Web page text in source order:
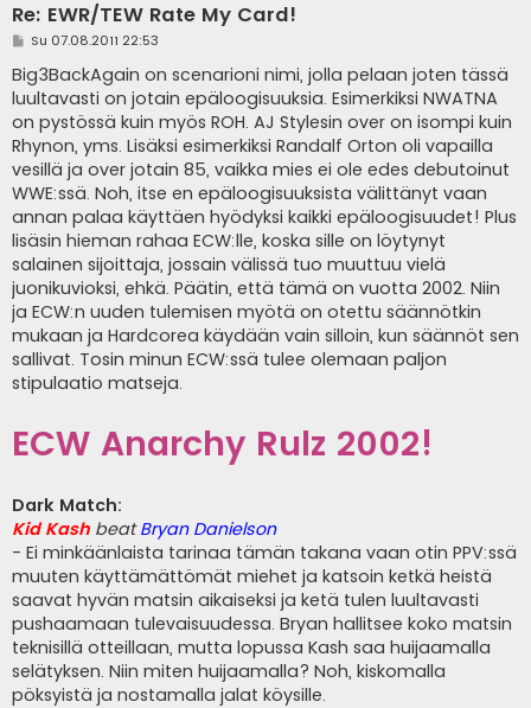
Re: EWR/TEW Rate My Card!
V
e
s
t
i
Su 07.08.2011 22:53
Big3BackAgain on scenarioni nimi, jolla pelaan joten tässä
luultavasti on jotain epäloogisuuksia. Esimerkiksi NWATNA
on pystössä kuin myös ROH. AJ Stylesin over on isompi kuin
Rhynon, yms. Lisäksi esimerkiksi Randalf Orton oli vapailla
vesillä ja over jotain 85, vaikka mies ei ole edes debutoinut
WWE:ssä. Noh, itse en epäloogisuuksista välittänyt vaan
annan palaa käyttäen hyödyksi kaikki epäloogisuudet! Plus
lisäsin hieman rahaa ECW:lle, koska sille on löytynyt
salainen sijoittaja, jossain välissä tuo muuttuu vielä
juonikuvioksi, ehkä. Päätin, että tämä on vuotta 2002. Niin
ja ECW:n uuden tulemisen myötä on otettu säännötkin
mukaan ja Hardcorea käydään vain silloin, kun säännöt sen
sallivat. Tosin minun ECW:ssä tulee olemaan paljon
stipulaatio matseja.
ECW Anarchy Rulz 2002!
Dark Match:
Kid Kash beatBryan Danielson
- Ei minkäänlaista tarinaa tämän takana vaan otin PPV:ssä
muuten käyttämättömät miehet ja katsoin ketkä heistä
saavat hyvän matsin aikaiseksi ja ketä tulen luultavasti
pushaamaan tulevaisuudessa. Bryan hallitsee koko matsin
teknisillä otteillaan, mutta lopussa Kash saa huijaamalla
selätyksen. Niin miten huijaamalla? Noh, kiskomalla
pöksyistä ja nostamalla jalat köysille.